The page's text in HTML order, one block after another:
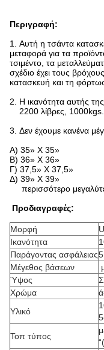
Περιγραφή:
1. Αυτή η τσάντα
μεταφορά για τα
τσιμέντο, τα
σχέδιο έχει τους
κατασκευή και τη
2. Η ικανότητα αυτής
2200 λίβρες, 1000kgs.
3. Δεν έχουμε κανένα
A) 35» Χ 35»
Β) 36» Χ 36»
Γ) 37,5» Χ 37,5»
Δ) 39» Χ 39»
περισσότερο
Προδιαγραφές:
Μορφή
Ικανότητα
Παράγοντας ασφάλειας
Μέγεθος βάσεων
Ύψος
Χρώμα
Υλικό
Τοπ τύπος